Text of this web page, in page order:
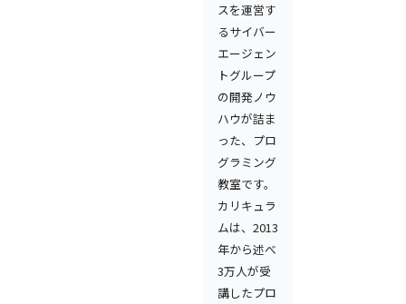
スを運営す
るサイバー
エージェン
トグループ
の開発ノウ
ハウが詰ま
った、プロ
グラミング
教室です。
カリキュラ
ムは、2013
年から述べ
3万人が受
講したプロ